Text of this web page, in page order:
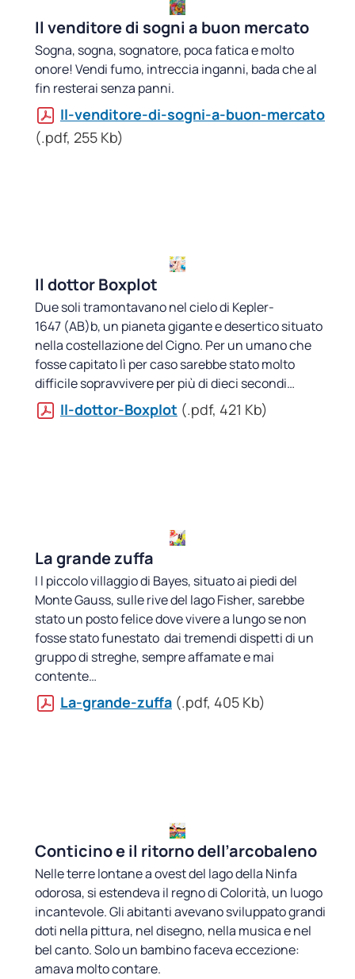
Il venditore di sogni a buon mercato
Sogna, sogna, sognatore, poca fatica e molto
onore! Vendi fumo, intreccia inganni, bada che al
fin resterai senza panni.
Il-venditore-di-sogni-a-buon-mercato
(.pdf, 255 Kb)
Il dottor Boxplot
Due soli tramontavano nel cielo di Kepler-
1647 (AB)b, un pianeta gigante e desertico situato
nella costellazione del Cigno. Per un umano che
fosse capitato lì per caso sarebbe stato molto
difficile sopravvivere per più di dieci secondi…
Il-dottor-Boxplot (.pdf, 421 Kb)
La grande zuffa
I l piccolo villaggio di Bayes, situato ai piedi del
Monte Gauss, sulle rive del lago Fisher, sarebbe
stato un posto felice dove vivere a lungo se non
fosse stato funestato dai tremendi dispetti di un
gruppo di streghe, sempre affamate e mai
contente…
La-grande-zuffa (.pdf, 405 Kb)
Conticino e il ritorno dell’arcobaleno
Nelle terre lontane a ovest del lago della Ninfa
odorosa, si estendeva il regno di Colorità, un luogo
incantevole. Gli abitanti avevano sviluppato grandi
doti nella pittura, nel disegno, nella musica e nel
bel canto. Solo un bambino faceva eccezione:
amava molto contare.